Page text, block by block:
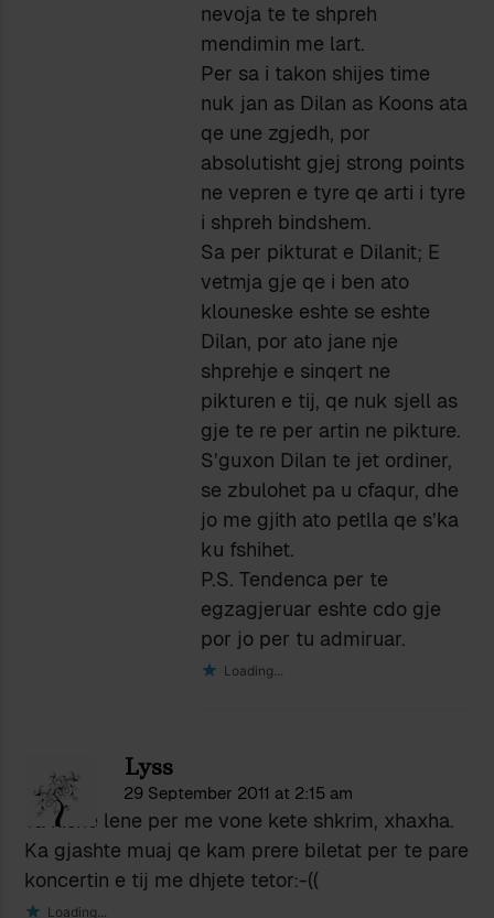
nevoja te te shpreh
mendimin me lart.
Per sa i takon shijes time
nuk jan as Dilan as Koons ata
qe une zgjedh, por
absolutisht gjej strong points
ne vepren e tyre qe arti i tyre
i shpreh bindshem.
Sa per pikturat e Dilanit; E
vetmja gje qe i ben ato
klouneske eshte se eshte
Dilan, por ato jane nje
shprehje e sinqert ne
pikturen e tij, qe nuk sjell as
gje te re per artin ne pikture.
S’guxon Dilan te jet ordiner,
se zbulohet pa u cfaqur, dhe
jo me gjith ato petlla qe s’ka
ku fshihet.
P.S. Tendenca per te
egzagjeruar eshte cdo gje
por jo per tu admiruar.
Loading...
Lyss
29 September 2011 at 2:15 am
Ta kishe lene per me vone kete shkrim, xhaxha.
Ka gjashte muaj qe kam prere biletat per te pare
koncertin e tij me dhjete tetor:-((
Loading...